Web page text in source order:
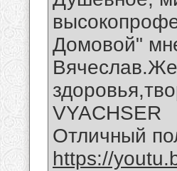
Домовой"
VYACHSER
Отличный
https://